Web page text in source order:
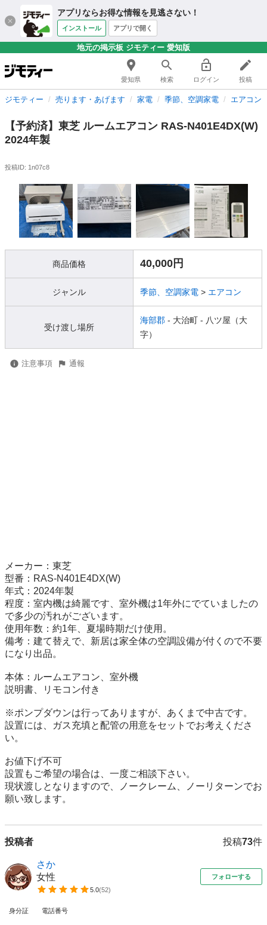
アプリならお得な情報を見逃さない！
インストール アプリで開く
地元の掲示板 ジモティー 愛知版
愛知県 検索 ログイン 投稿
ジモティー 売ります・あげます 家電 季節、空調家電 エアコン
【予約済】東芝 ルームエアコン RAS-N401E4DX(W)
2024年製
投稿ID: 1n07c8
商品価格 40,000円
ジャンル 季節、空調家電 > エアコン
受け渡し場所
海部郡 - 大治町 - 八ツ屋（大
字）
注意事項 通報
メーカー：東芝
型番：RAS-N401E4DX(W)
年式：2024年製
程度：室内機は綺麗です、室外機は1年外にでていましたの
で多少の汚れがございます。
使用年数：約1年、夏場時期だけ使用。
備考：建て替えで、新居は家全体の空調設備が付くので不要
になり出品。
本体：ルームエアコン、室外機
説明書、リモコン付き
※ポンプダウンは行ってありますが、あくまで中古です。
設置には、ガス充填と配管の用意をセットでお考えくださ
い。
お値下げ不可
設置もご希望の場合は、一度ご相談下さい。
現状渡しとなりますので、ノークレーム、ノーリターンでお
願い致します。
投稿者 投稿73件
さか
女性
5.0(52)
フォローする
身分証 電話番号